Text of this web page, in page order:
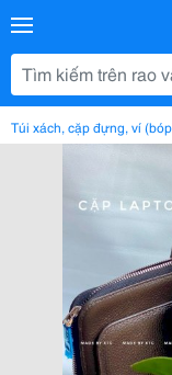
Túi xách, cặp đựng, ví